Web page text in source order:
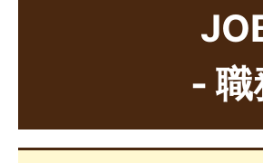
2年目・販売
4年目・副店
甲府アルプ
ス通店
店
- 職